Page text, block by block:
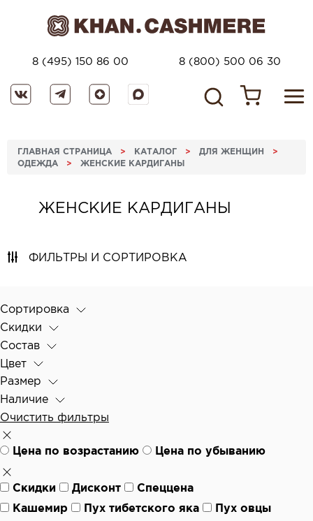
8 (495) 150 86 00 8 (800) 500 06 30
ГЛАВНАЯ СТРАНИЦА > КАТАЛОГ > ДЛЯ ЖЕНЩИН >
ОДЕЖДА > ЖЕНСКИЕ КАРДИГАНЫ
ЖЕНСКИЕ КАРДИГАНЫ
ФИЛЬТРЫ И СОРТИРОВКА
Сортировка
Скидки
Состав
Цвет
Размер
Наличие
Очистить фильтры
Цена по возрастанию Цена по убыванию
Скидки Дисконт
Спеццена
Кашемир
Пух тибетского яка
Пух овцы